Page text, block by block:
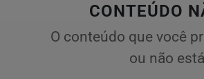
CONTEÚDO
O conteúdo que você
ou não